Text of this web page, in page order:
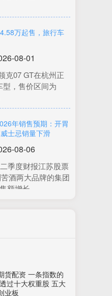
万起售，旅行车
07 GT在杭州正
型，售价区间为
年销售预期：开胃
士忌销量下滑
08-06
季度财报江苏股票
酒两大品牌的集团
额增长
生交火，中国驻柬
26日，菩
息股份有限公司独
货配资 一条指数的
过十大权重股 五大
业板